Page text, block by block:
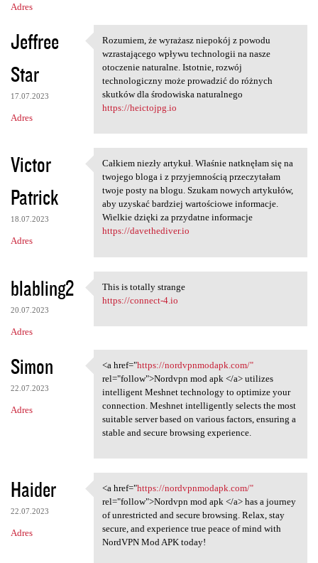
Adres
Jeffree
Star
17.07.2023
Adres
Rozumiem, że wyrażasz
Rozumiem, że wyrażasz niepokój z powodu
wzrastającego wpływu technologii na nasze
otoczenie naturalne. Istotnie, rozwój
technologiczny może prowadzić do różnych
skutków dla środowiska naturalnego
https://heictojpg.io
Victor
Patrick
18.07.2023
Adres
Całkiem niezły artykuł.
Całkiem niezły artykuł. Właśnie natknęłam się na
twojego bloga i z przyjemnością przeczytałam
twoje posty na blogu. Szukam nowych artykułów,
aby uzyskać bardziej wartościowe informacje.
Wielkie dzięki za przydatne informacje
https://davethediver.io
blabling2
20.07.2023
Adres
This is totally strange
This is totally strange
https://connect-4.io
Simon
22.07.2023
Adres
<a href="https:/
<a href="https://nordvpnmodapk.com/"
rel="follow">Nordvpn mod apk </a> utilizes
intelligent Meshnet technology to optimize your
connection. Meshnet intelligently selects the most
suitable server based on various factors, ensuring a
stable and secure browsing experience.
Haider
22.07.2023
Adres
<a href="https:/
<a href="https://nordvpnmodapk.com/"
rel="follow">Nordvpn mod apk </a> has a journey
of unrestricted and secure browsing. Relax, stay
secure, and experience true peace of mind with
NordVPN Mod APK today!